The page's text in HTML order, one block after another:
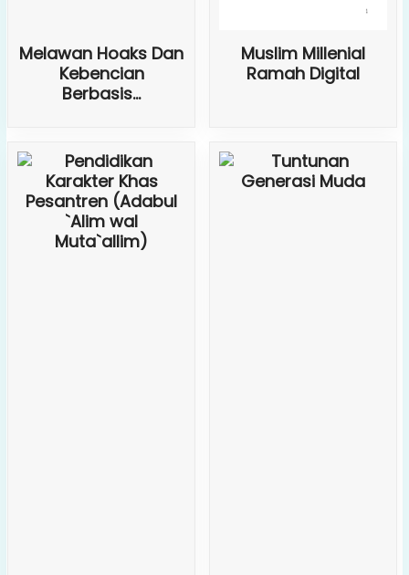
Melawan Hoaks Dan
Kebencian
Berbasis...
Muslim Millenial
Ramah Digital